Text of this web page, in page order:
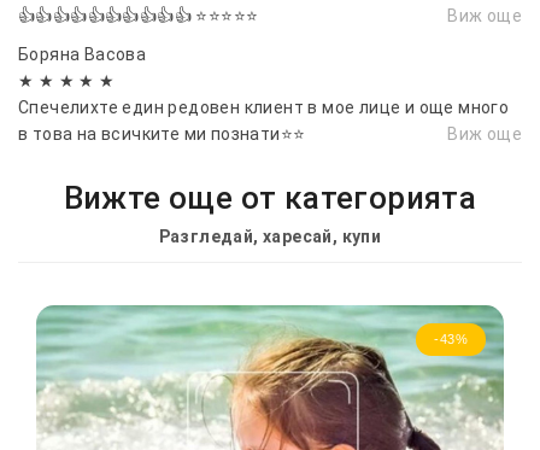
👍👍👍👍👍👍👍👍👍👍 ⭐⭐⭐⭐⭐
Виж още
Боряна Васовa
★ ★ ★ ★ ★
Спечелихте един редовен клиент в мое лице и още много
в това на всичките ми познати⭐⭐
Виж още
Вижте още от категорията
Разгледай, харесай, купи
-43%